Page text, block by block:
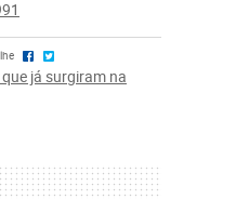
já surgiram na